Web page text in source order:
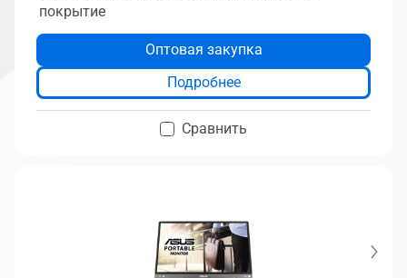
покрытие
Оптовая закупка
Подробнее
Сравнить